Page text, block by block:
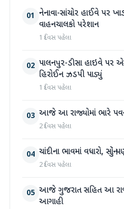
01 નેનાવા-સાંચોર હાઈવે પર
વાહનચાલકો પરેશાન
1 દિવસ પહેલા
02 પાલનપુર-ડીસા હાઇવે પર
હિરોઈન ઝડપી પાડ્યું
1 દિવસ પહેલા
03 આજે આ રાજ્યોમાં ભારે
2 દિવસ પહેલા
04 ચાંદીના ભાવમાં વધારો,
2 દિવસ પહેલા
05 આજે ગુજરાત સહિત આ
આગાહી